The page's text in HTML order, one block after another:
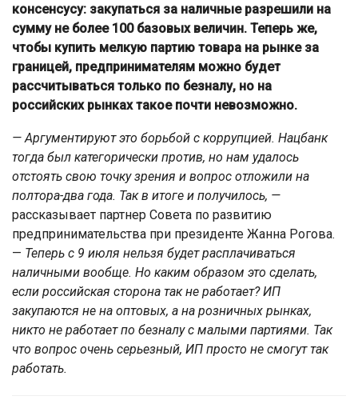
консенсусу: закупаться за наличные разрешили на
сумму не более 100 базовых величин. Теперь же,
чтобы купить мелкую партию товара на рынке за
границей, предпринимателям можно будет
рассчитываться только по безналу, но на
российских рынках такое почти невозможно.
— Аргументируют это борьбой с коррупцией. Нацбанк
тогда был категорически против, но нам удалось
отстоять свою точку зрения и вопрос отложили на
полтора-два года. Так в итоге и получилось, —
рассказывает партнер Совета по развитию
предпринимательства при президенте Жанна Рогова.
— Теперь с 9 июля нельзя будет расплачиваться
наличными вообще. Но каким образом это сделать,
если российская сторона так не работает? ИП
закупаются не на оптовых, а на розничных рынках,
никто не работает по безналу с малыми партиями. Так
что вопрос очень серьезный, ИП просто не смогут так
работать.